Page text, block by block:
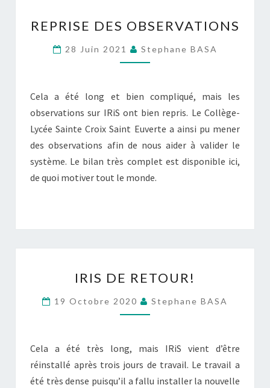
DES
OBSERVATIONS
REPRISE DES OBSERVATIONS
28 Juin 2021 Stephane BASA
Cela a été long et bien compliqué, mais les
observations sur IRiS ont bien repris. Le Collège-
Lycée Sainte Croix Saint Euverte a ainsi pu mener
des observations afin de nous aider à valider le
système. Le bilan très complet est disponible ici,
de quoi motiver tout le monde.
DE
RETOUR!
IRIS DE RETOUR!
19 Octobre 2020 Stephane BASA
Cela a été très long, mais IRiS vient d’être
réinstallé après trois jours de travail. Le travail a
été très dense puisqu’il a fallu installer la nouvelle